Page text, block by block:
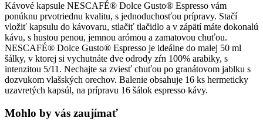
Kávové kapsule NESCAFÉ® Dolce Gusto® Espresso vám
ponúknu prvotriednu kvalitu, s jednoduchosťou prípravy. Stačí
vložiť kapsulu do kávovaru, stlačiť tlačidlo a v zápätí máte dokonalú
kávu, s hustou penou, jemnou arómou a zamatovou chuťou.
NESCAFÉ® Dolce Gusto® Espresso je ideálne do malej 50 ml
šálky, v ktorej si vychutnáte dve odrody zŕn 100% arabiky, s
intenzitou 5/11. Nechajte sa zviesť chuťou po granátovom jablku s
dozvukom vlašských orechov. Balenie obsahuje 16 ks hermeticky
uzavretých kapsúl, na prípravu 16 šálok espresso kávy.
Mohlo by vás zaujímať